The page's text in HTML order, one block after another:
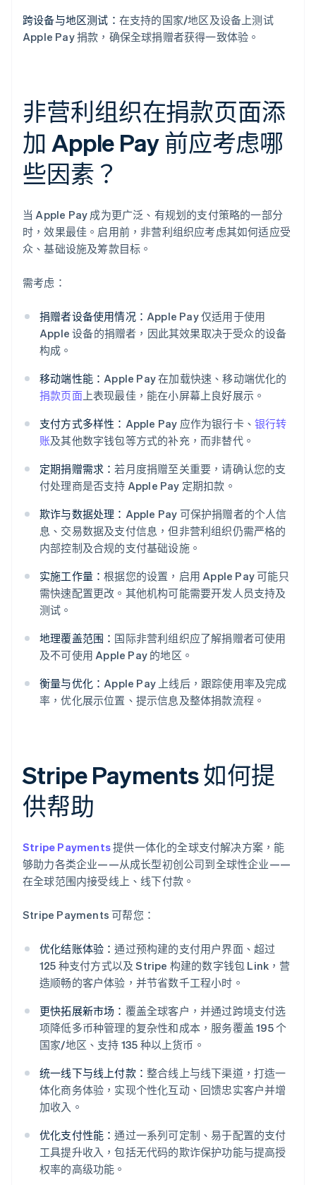
跨设备与地区测试： 在支持的国家/地区及设备上测试
Apple Pay 捐款，确保全球捐赠者获得一致体验。
非营利组织在捐款页面添
加 Apple Pay 前应考虑哪
些因素？
当 Apple Pay 成为更广泛、有规划的支付策略的一部分
时，效果最佳。启用前，非营利组织应考虑其如何适应受
众、基础设施及筹款目标。
需考虑：
捐赠者设备使用情况： Apple Pay 仅适用于使用
Apple 设备的捐赠者，因此其效果取决于受众的设备
构成。
移动端性能：Apple Pay 在加载快速、移动端优化的
捐款页面上表现最佳，能在小屏幕上良好展示。
支付方式多样性： Apple Pay 应作为银行卡、银行转
账及其他数字钱包等方式的补充，而非替代。
定期捐赠需求：若月度捐赠至关重要，请确认您的支
付处理商是否支持 Apple Pay 定期扣款。
欺诈与数据处理： Apple Pay 可保护捐赠者的个人信
息、交易数据及支付信息，但非营利组织仍需严格的
内部控制及合规的支付基础设施。
实施工作量：根据您的设置，启用 Apple Pay 可能只
需快速配置更改。其他机构可能需要开发人员支持及
测试。
地理覆盖范围： 国际非营利组织应了解捐赠者可使用
及不可使用 Apple Pay 的地区。
衡量与优化：Apple Pay 上线后，跟踪使用率及完成
率，优化展示位置、提示信息及整体捐款流程。
Stripe Payments 如何提
供帮助
Stripe Payments提供一体化的全球支付解决方案，能
够助力各类企业——从成长型初创公司到全球性企业——
在全球范围内接受线上、线下付款。
Stripe Payments 可帮您：
优化结账体验：通过预构建的支付用户界面、超过
125 种支付方式以及 Stripe 构建的数字钱包 Link，营
造顺畅的客户体验，并节省数千工程小时。
更快拓展新市场： 覆盖全球客户，并通过跨境支付选
项降低多币种管理的复杂性和成本，服务覆盖 195 个
国家/地区、支持 135 种以上货币。
统一线下与线上付款： 整合线上与线下渠道，打造一
体化商务体验，实现个性化互动、回馈忠实客户并增
加收入。
优化支付性能：通过一系列可定制、易于配置的支付
工具提升收入，包括无代码的欺诈保护功能与提高授
权率的高级功能。
English
爱尔兰
English